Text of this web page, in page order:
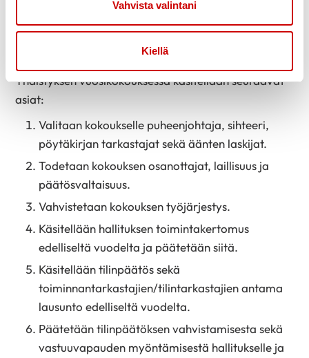
Vahvista valintani
Kiellä
Vuosikokous
Yhdistyksen vuosikokouksessa käsitellään seuraavat
asiat:
Valitaan kokoukselle puheenjohtaja, sihteeri,
pöytäkirjan tarkastajat sekä äänten laskijat.
Todetaan kokouksen osanottajat, laillisuus ja
päätösvaltaisuus.
Vahvistetaan kokouksen työjärjestys.
Käsitellään hallituksen toimintakertomus
edelliseltä vuodelta ja päätetään siitä.
Käsitellään tilinpäätös sekä
toiminnantarkastajien/tilintarkastajien antama
lausunto edelliseltä vuodelta.
Päätetään tilinpäätöksen vahvistamisesta sekä
vastuuvapauden myöntämisestä hallitukselle ja